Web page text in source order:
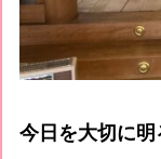
今日を大切に明